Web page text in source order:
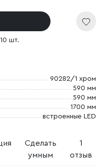
шт.
90282/1 хром
590 мм
590 мм
1700 мм
встроенные LED
Сделать
умным
1
отзыв